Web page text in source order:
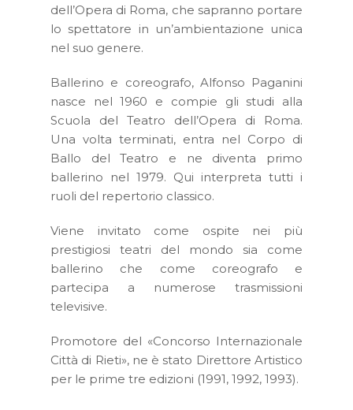
dell’Opera di Roma, che sapranno portare
lo spettatore in un’ambientazione unica
nel suo genere.
Ballerino e coreografo, Alfonso Paganini
nasce nel 1960 e compie gli studi alla
Scuola del Teatro dell’Opera di Roma.
Una volta terminati, entra nel Corpo di
Ballo del Teatro e ne diventa primo
ballerino nel 1979. Qui interpreta tutti i
ruoli del repertorio classico.
Viene invitato come ospite nei più
prestigiosi teatri del mondo sia come
ballerino che come coreografo e
partecipa a numerose trasmissioni
televisive.
Promotore del «Concorso Internazionale
Città di Rieti», ne è stato Direttore Artistico
per le prime tre edizioni (1991, 1992, 1993).